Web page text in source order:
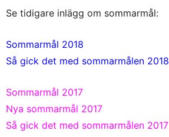
Se tidigare inlägg om sommarmål:
Sommarmål 2018
Så gick det med sommarmålen 2018
Sommarmål 2017
Nya sommarmål 2017
Så gick det med sommarmålen 2017